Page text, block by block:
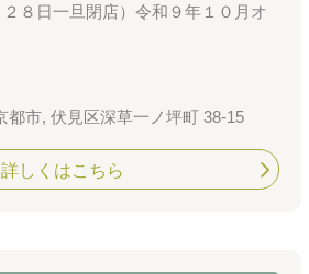
８日一旦閉店）令和９年１０月オ
都市, 伏見区深草一ノ坪町 38-15
詳しくはこちら